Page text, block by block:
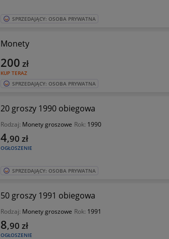
SPRZEDAJĄCY: OSOBA PRYWATNA
Monety
KUP TERAZ
200 zł
SPRZEDAJĄCY: OSOBA PRYWATNA
20 groszy 1990 obiegowa
Rodzaj: Monety groszowe Rok: 1990
OGŁOSZENIE
4,90 zł
SPRZEDAJĄCY: OSOBA PRYWATNA
50 groszy 1991 obiegowa
Rodzaj: Monety groszowe Rok: 1991
OGŁOSZENIE
8,90 zł